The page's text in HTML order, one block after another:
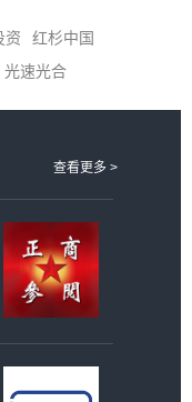
资
红杉中国
光速光合
查看更多 >